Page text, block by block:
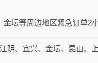
坛等周边地区紧急订单2
、宜兴、金坛、昆山、